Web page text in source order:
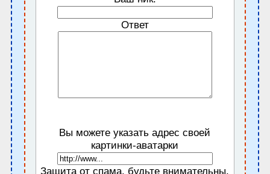
Ответ
Вы можете указать адрес своей
картинки-аватарки
Защита от спама, будьте внимательны.